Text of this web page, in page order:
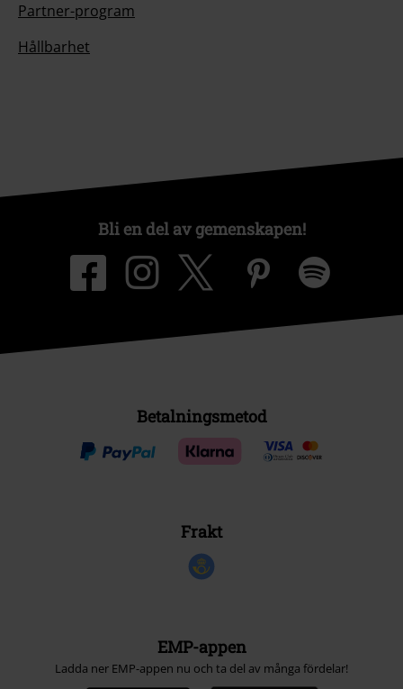
Partner-program
Hållbarhet
Bli en del av gemenskapen!
Betalningsmetod
Frakt
EMP-appen
Ladda ner EMP-appen nu och ta del av många fördelar!